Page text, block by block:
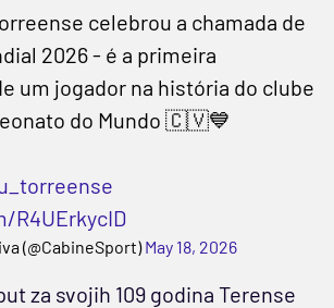
celebrou a chamada de
2026 - é a primeira
um jogador na história do clube
do Mundo 🇨🇻💙
R4UErkycID
(@CabineSport)May 18, 2026
za svojih 109 godina Terense